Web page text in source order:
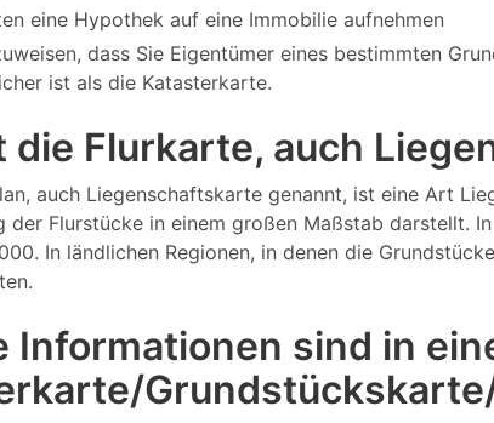
eine Hypothek auf eine Immobilie aufnehmen
dass Sie Eigentümer eines bestimmten
ist als die Katasterkarte.
die Flurkarte, auch
auch Liegenschaftskarte genannt, ist eine Art
der Flurstücke in einem großen Maßstab darstellt.
In ländlichen Regionen, in denen die
Informationen sind in